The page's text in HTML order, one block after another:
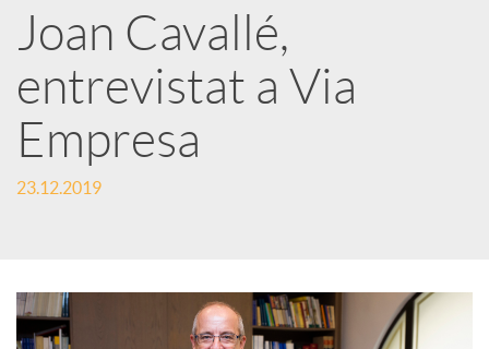
b
l
i
a
Joan Cavallé,
entrevistat a Via
Empresa
23.12.2019